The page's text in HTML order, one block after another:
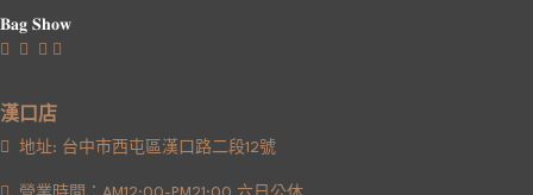
𝐁𝐚𝐠 𝐒𝐡𝐨𝐰
漢口店
地址: 台中市西屯區漢口路二段12號